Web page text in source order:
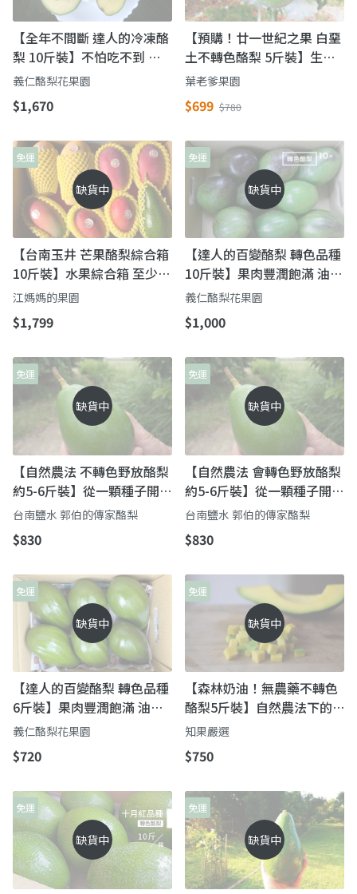
【全年不間斷 達人的冷凍酪
梨 10斤裝】不怕吃不到 打
果汁及酪梨牛奶最佳選擇！
義仁酪梨花果園
$1,670
【預購！廿一世紀之果 白堊
土不轉色酪梨 5斤裝】生長
在月世界中的水果之星
葉老爹果園
$699 $780
缺貨中
免運
【台南玉井 芒果酪梨綜合箱
10斤裝】水果綜合箱 至少三
品項
江媽媽的果園
$1,799
缺貨中
免運
【達人的百變酪梨 轉色品種
10斤裝】果肉豐潤飽滿 油脂
含量高的森林奶油果！
義仁酪梨花果園
$1,000
缺貨中
免運
【自然農法 不轉色野放酪梨
約5-6斤裝】從一顆種子開始
種植 比有機還困難的耕種方
台南鹽水 郭伯的傳家酪梨
$830
缺貨中
免運
【自然農法 會轉色野放酪梨
約5-6斤裝】從一顆種子開始
種植 比有機還困難的耕種方
台南鹽水 郭伯的傳家酪梨
$830
缺貨中
免運
【達人的百變酪梨 轉色品種
6斤裝】果肉豐潤飽滿 油脂
含量高的森林奶油果！
義仁酪梨花果園
$720
缺貨中
免運
【森林奶油！無農藥不轉色
酪梨5斤裝】自然農法下的
好油脂 如奶油般細嫩醇香
知果嚴選
$750
缺貨中
免運
缺貨中
免運